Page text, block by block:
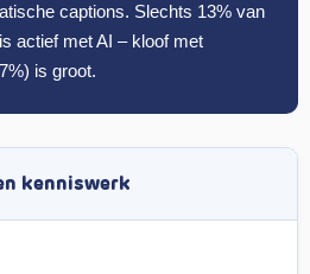
captions. Slechts 13% van
actief met AI – kloof met
is groot.
kenniswerk